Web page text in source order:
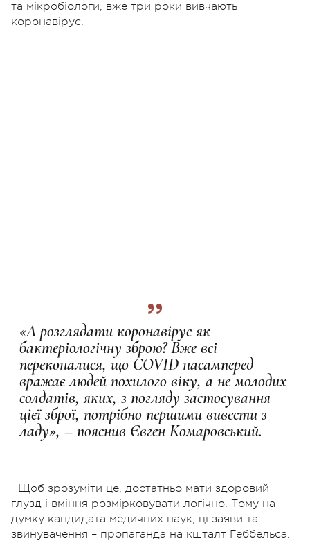
та мікробіологи, вже три роки вивчають
коронавірус.
«А розглядати коронавірус як
бактеріологічну зброю? Вже всі
переконалися, що COVID насамперед
вражає людей похилого віку, а не молодих
солдатів, яких, з погляду застосування
цієї зброї, потрібно першими вивести з
ладу», – пояснив Євген Комаровський.
Щоб зрозуміти це, достатньо мати здоровий
глузд і вміння розмірковувати логічно. Тому на
думку кандидата медичних наук, ці заяви та
звинувачення – пропаганда на кшталт Геббельса.